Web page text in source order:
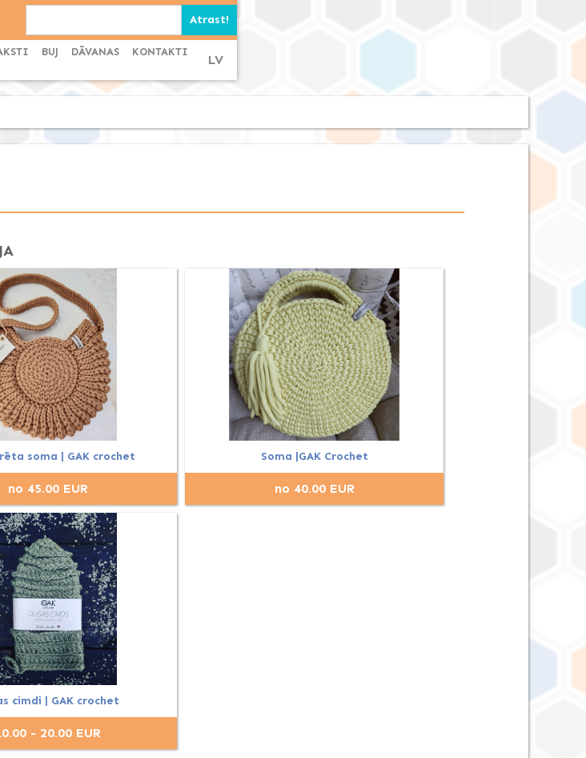
BUJ DĀVANAS KONTAKTI
LV
soma | GAK crochet
no 45.00 EUR
Soma |GAK Crochet
no 40.00 EUR
cimdi | GAK crochet
- 20.00 EUR